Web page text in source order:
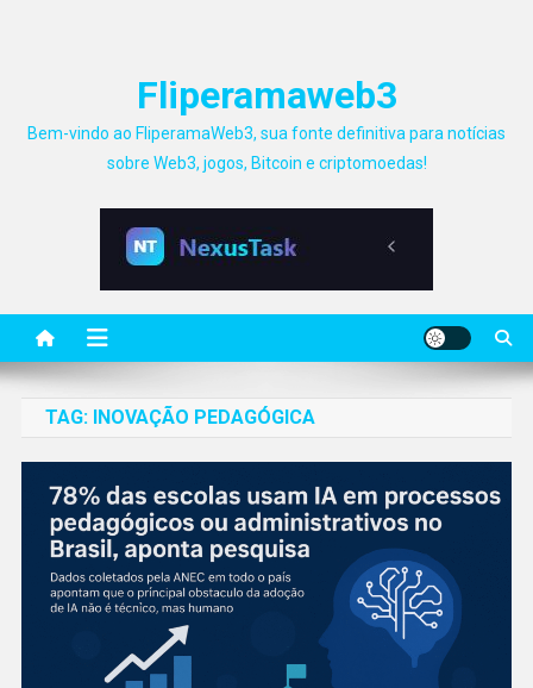
Fliperamaweb3
Bem-vindo ao FliperamaWeb3, sua fonte definitiva para notícias
sobre Web3, jogos, Bitcoin e criptomoedas!
TAG: INOVAÇÃO PEDAGÓGICA